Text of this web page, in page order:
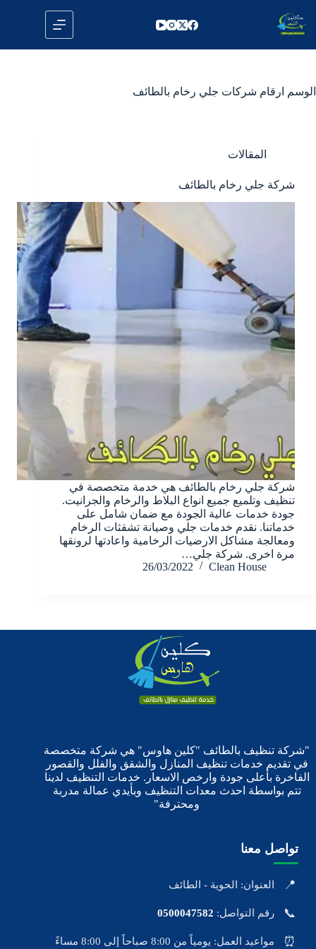
إلى
المحتوى
الوسم ارقام شركات جلي رخام بالطائف
المقالات
شركة جلي رخام بالطائف
شركة جلي رخام بالطائف هي خدمة متخصصة في
تنظيف وتلميع جميع انواع البلاط والرخام والجرانيت.
جودة خدمات عالية الجودة مع ضمان شامل على
خدماتنا. نقدم خدمات جلي وصيانة تشقثات الرخام
ومعالجة مشاكل الارضيات الرخامية واعادتها لرونقها
مرة اخرى. شركة جلي…
Clean House
26/03/2022
"شركة تنظيف بالطائف "كلين هاوس" هي شركة متخصصة
في تقديم خدمات تنظيف المنازل والشقق والفلل والقصور
الفاخرة بأعلى جودة وارخص الاسعار. خدمات التنظيف لدينا
تتم بواسطة احدث معدات التنظيف وبأيدي عمالة مدربة
ومحترفة"
تواصل معنا
📍 العنوان: الحوية - الطائف
📞 رقم التواصل: 0500047582
⏰ مواعيد العمل: يومياً من 8:00 صباحاً إلى 8:00 مساءً